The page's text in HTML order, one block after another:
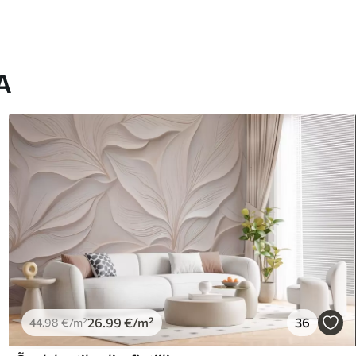
44.98€/m²26.99 €/m² 36